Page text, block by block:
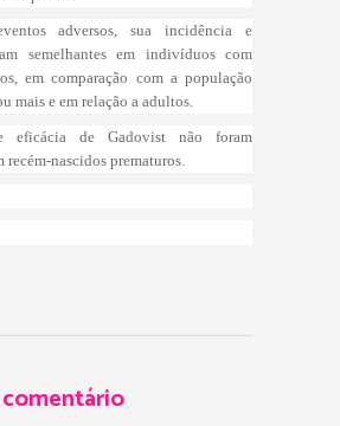
adversos, sua incidência e
semelhantes em indivíduos com
em comparação com a população
mais e em relação a adultos.
eficácia de Gadovist não foram
recém-nascidos prematuros.